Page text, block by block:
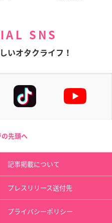
SNS
いオタクライフ！
の先頭へ
記事掲載について
プレスリリース送付先
プライバシーポリシー